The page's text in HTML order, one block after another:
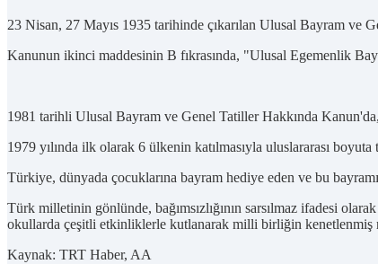
23 Nisan, 27 Mayıs 1935 tarihinde çıkarılan Ulusal Bayram
Kanunun ikinci maddesinin B fıkrasında, "Ulusal Egemenlik
1981 tarihli Ulusal Bayram ve Genel Tatiller Hakkında
1979 yılında ilk olarak 6 ülkenin katılmasıyla uluslararası
Türkiye, dünyada çocuklarına bayram hediye eden ve bu
Türk milletinin gönlünde, bağımsızlığının sarsılmaz ifadesi
okullarda çeşitli etkinliklerle kutlanarak milli birliğin kenetlenmiş
Kaynak: TRT Haber, AA